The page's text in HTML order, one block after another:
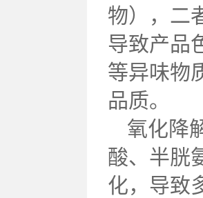
物），二
导致产品
等异味物
品质。
氧化降
酸、半胱
化，导致